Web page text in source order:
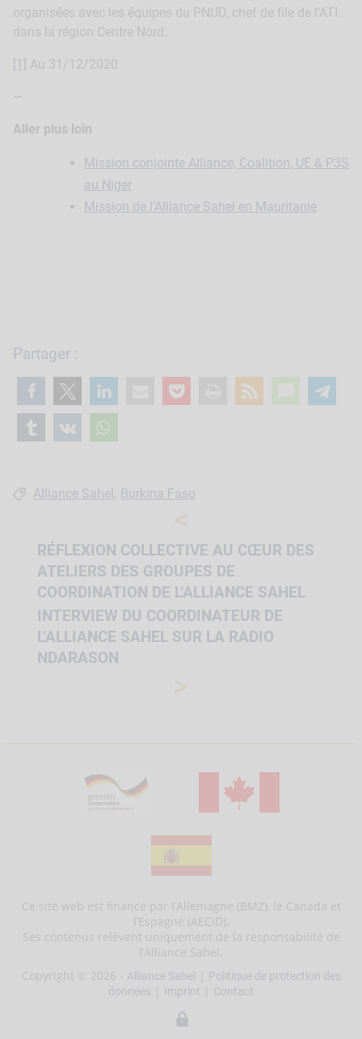
organisées avec les équipes du PNUD, chef de file de l’ATI
dans la région Centre Nord.
[1] Au 31/12/2020
—
Aller plus loin
Mission conjointe Alliance, Coalition, UE & P3S
au Niger
Mission de l’Alliance Sahel en Mauritanie
Partager :
Étiquettes :
Alliance Sahel , Burkina Faso
RÉFLEXION COLLECTIVE AU CŒUR DES
ATELIERS DES GROUPES DE
COORDINATION DE L’ALLIANCE SAHEL
INTERVIEW DU COORDINATEUR DE
L’ALLIANCE SAHEL SUR LA RADIO
NDARASON
Ce site web est financé par l’Allemagne (BMZ), le Canada et
l’Espagne (AECID).
Ses contenus relèvent uniquement de la responsabilité de
l’Alliance Sahel.
Copyright © 2026 - Alliance Sahel
Politique de protection des
données
Imprint Contact